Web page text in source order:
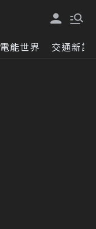
電能世界 交通新訊